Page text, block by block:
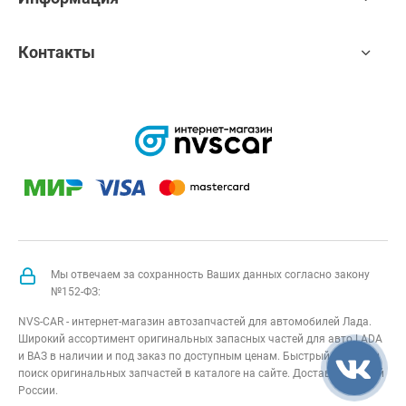
Контакты
Мы отвечаем за сохранность Ваших данных согласно закону
№152-ФЗ:
NVS-CAR - интернет-магазин автозапчастей для автомобилей Лада.
Широкий ассортимент оригинальных запасных частей для авто LADA
и ВАЗ в наличии и под заказ по доступным ценам. Быстрый подбор и
поиск оригинальных запчастей в каталоге на сайте. Доставка по всей
России.